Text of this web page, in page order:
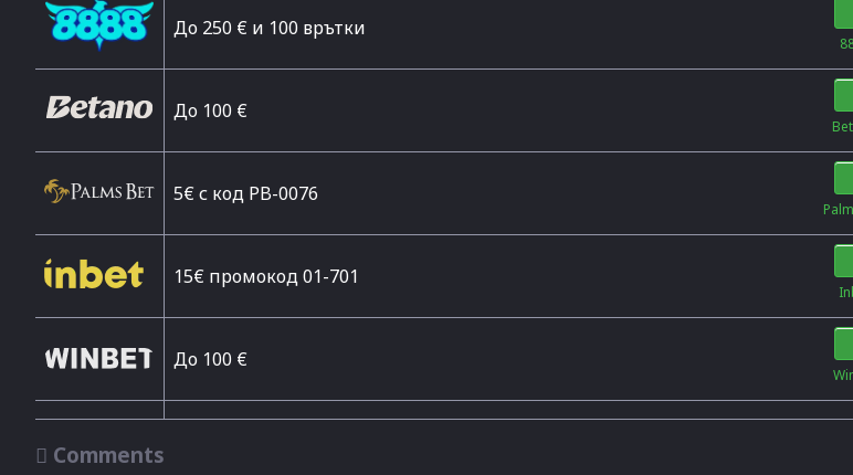
До 250 € и 100 врътки
Дo 100 €
5€ с код PB-0076
15€ промокод 01-701
До 100 €
 Comments